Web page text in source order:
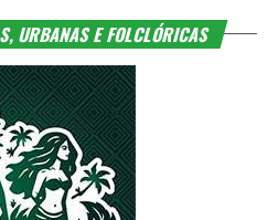
URBANAS E FOLCLÓRICAS